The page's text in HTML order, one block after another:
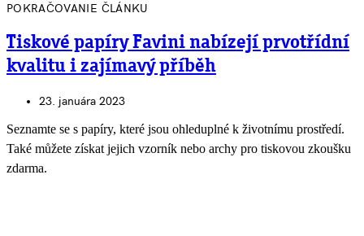
POKRAČOVANIE ČLÁNKU
Tiskové papíry Favini nabízejí prvotřídní
kvalitu i zajímavý příběh
23. januára 2023
Seznamte se s papíry, které jsou ohleduplné k životnímu prostředí.
Také můžete získat jejich vzorník nebo archy pro tiskovou zkoušku
zdarma.